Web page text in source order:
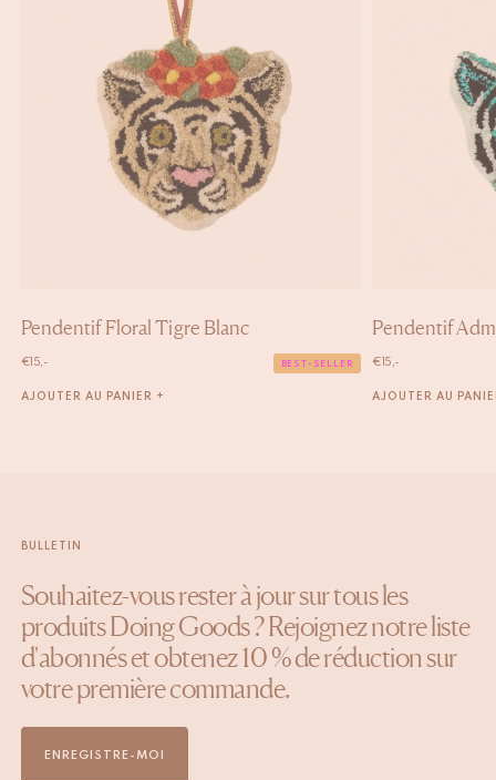
Pendentif Floral Tigre Blanc
€ 15,- BEST-SELLER
AJOUTER AU PANIER +
Pendentif
€ 15,-
AJOUTER AU
BULLETIN
Souhaitez-vous rester à jour sur tous les
produits Doing Goods ? Rejoignez notre liste
d'abonnés et obtenez 10 % de réduction sur
votre première commande.
ENREGISTRE-MOI